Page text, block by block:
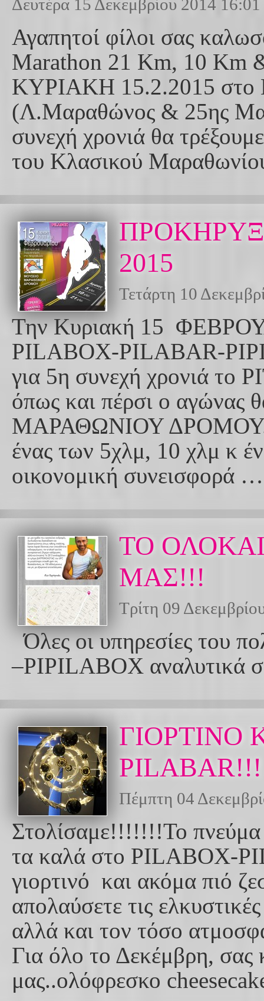
Δευτέρα 15 Δεκεμβρίου 2014 16:01
Αγαπητοί φίλοι σας
Marathon 21 Km, 10 Km
ΚΥΡΙΑΚΗ 15.2.2015 στο
(Λ.Μαραθώνος & 25ης
συνεχή χρονιά θα
του Κλασικού
2015
Τετάρτη 10
Την Κυριακή 15
PILABOX-PILABAR-
για 5η συνεχή χρονιά το
όπως και πέρσι ο αγώνας
ΜΑΡΑΘΩΝΙΟΥ ΔΡΟΜΟΥ.
ένας των 5χλμ, 10 χλμ κ
οικονομική συνεισφορά …
ΤΟ
ΜΑΣ!!!
Τρίτη 09
Όλες οι υπηρεσίες του
–PIPILABOX αναλυτικά
ΓΙΟΡΤΙΝΟ
PILABAR!!!
Πέμπτη 04
Στολίσαμε!!!!!!!Το πνεύμα
τα καλά στο PILABOX-
γιορτινό και ακόμα πιό
απολαύσετε τις
αλλά και τον τόσο
Για όλο το Δεκέμβρη, σας
μας..ολόφρεσκο